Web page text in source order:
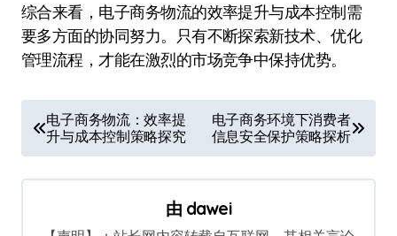
综合来看，电子商务物流的效率提升与成本控制需
要多方面的协同努力。只有不断探索新技术、优化
管理流程，才能在激烈的市场竞争中保持优势。
章
导
电子商务物流：效率提
升与成本控制策略探究
电子商务环境下消费者
信息安全保护策略探析
由 dawei